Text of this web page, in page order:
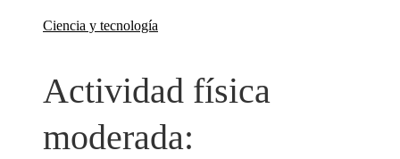
Ciencia y tecnología
Actividad física
moderada: